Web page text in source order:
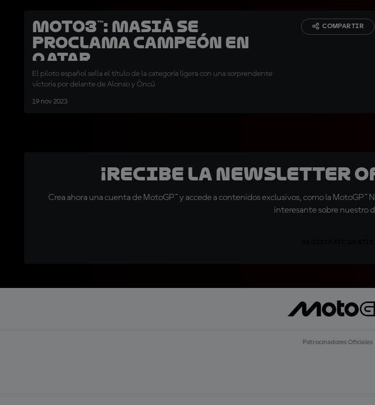
Moto3™: Masià se
proclama Campeón en
Qatar
El piloto español sella el título de la categoría ligera con una sorprendente
victoria por delante de Alonso y Öncü
19 nov 2023
COMPARTIR
¡Recibe la Newsletter
Crea ahora una cuenta de MotoGP™ y accede a contenidos exclusivos, como la
interesante sobre nuestro
Patrocinadores Oficiales